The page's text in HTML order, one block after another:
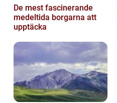
De mest fascinerande
medeltida borgarna att
upptäcka